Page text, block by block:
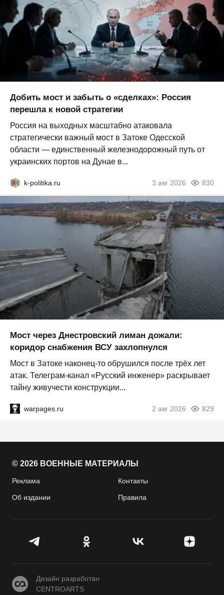
Добить мост и забыть о «сделках»: Россия
перешла к новой стратегии
Россия на выходных масштабно атаковала
стратегически важный мост в Затоке Одесской
области — единственный железнодорожный путь от
украинских портов на Дунае в...
k-politika.ru 3 авг 2026 830
Мост через Днестровский лиман дожали:
коридор снабжения ВСУ захлопнулся
Мост в Затоке наконец-то обрушился после трёх лет
атак. Телеграм-канал «Русский инженер» раскрывает
тайну живучести конструкции...
warpages.ru 2 авг 2026 829
© 2026 ВОЕННЫЕ МАТЕРИАЛЫ
Реклама Контакты
Об издании Правила
CENTROARTS